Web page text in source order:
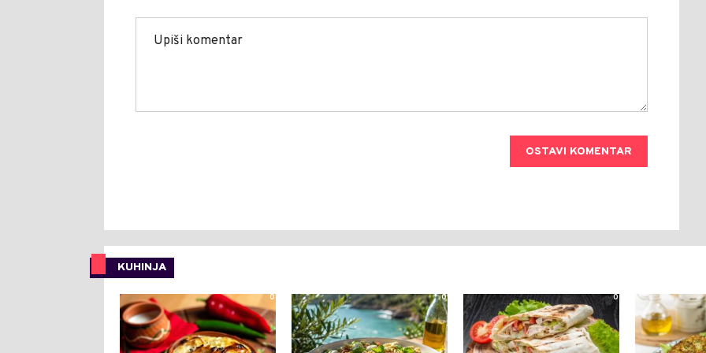
OSTAVI KOMENTAR
KUHINJA
0 0 0